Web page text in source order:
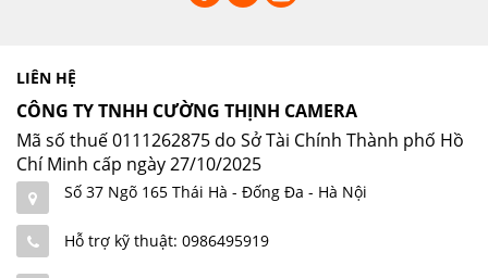
LIÊN HỆ
CÔNG TY TNHH CƯỜNG THỊNH CAMERA
Mã số thuế 0111262875 do Sở Tài Chính Thành phố Hồ
Chí Minh cấp ngày 27/10/2025
Số 37 Ngõ 165 Thái Hà - Đống Đa - Hà Nội
Hỗ trợ kỹ thuật: 0986495919